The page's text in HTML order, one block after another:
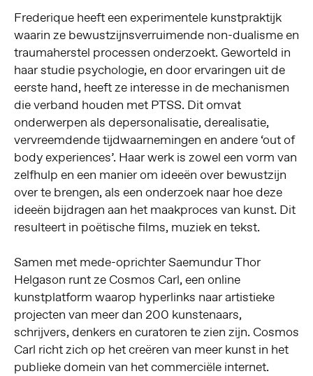
Frederique heeft een experimentele kunstpraktijk
waarin ze bewustzijnsverruimende non-dualisme en
traumaherstel processen onderzoekt. Geworteld in
haar studie psychologie, en door ervaringen uit de
eerste hand, heeft ze interesse in de mechanismen
die verband houden met PTSS. Dit omvat
onderwerpen als depersonalisatie, derealisatie,
vervreemdende tijdwaarnemingen en andere ‘out of
body experiences’. Haar werk is zowel een vorm van
zelfhulp en een manier om ideeën over bewustzijn
over te brengen, als een onderzoek naar hoe deze
ideeën bijdragen aan het maakproces van kunst. Dit
resulteert in poëtische films, muziek en tekst.
Samen met mede-oprichter Saemundur Thor
Helgason runt ze Cosmos Carl, een online
kunstplatform waarop hyperlinks naar artistieke
projecten van meer dan 200 kunstenaars,
schrijvers, denkers en curatoren te zien zijn. Cosmos
Carl richt zich op het creëren van meer kunst in het
publieke domein van het commerciële internet.